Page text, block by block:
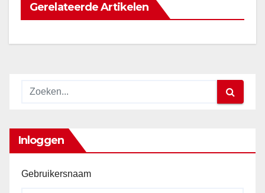
Gerelateerde Artikelen
Inloggen
Gebruikersnaam